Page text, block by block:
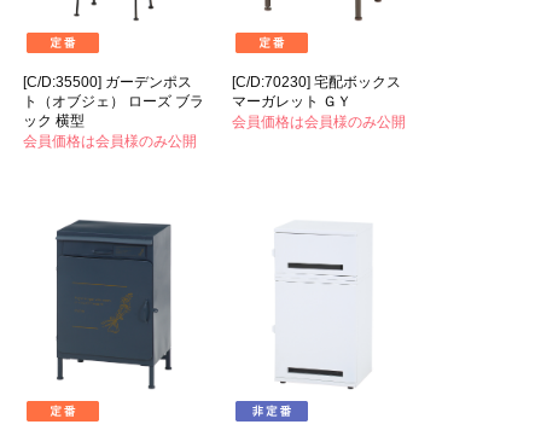
[C/D:35500] ガーデンポス
ト（オブジェ） ローズ ブラ
ック 横型
会員価格は会員様のみ公開
[C/D:70230] 宅配ボックス
マーガレット ＧＹ
会員価格は会員様のみ公開